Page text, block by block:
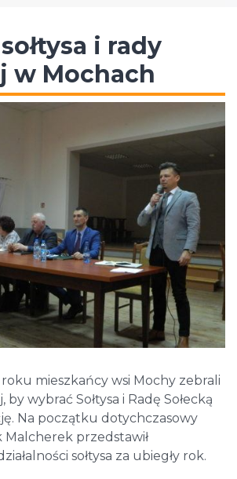
i rady
w Mochach
roku mieszkańcy wsi Mochy zebrali
by wybrać Sołtysa i Radę Sołecką
Na początku dotychczasowy
Malcherek przedstawił
sołtysa za ubiegły rok.